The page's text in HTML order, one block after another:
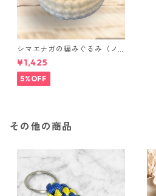
シマエナガの編みぐるみ（ノ
ーマル）
¥1,425
5%OFF
その他の商品